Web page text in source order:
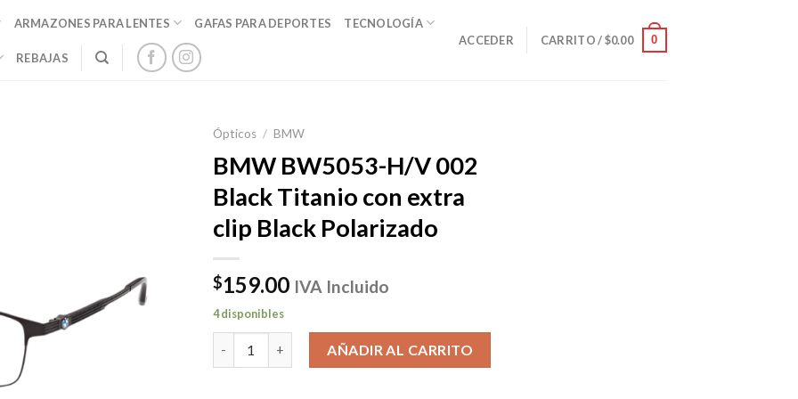
ARMAZONES PARA LENTES GAFAS PARA DEPORTES TECNOLOGÍA
REBAJAS
ACCEDER CARRITO /$0.00 0
Ópticos / BMW
BMW BW5053-H/V 002
Black Titanio con extra
clip Black Polarizado
$159.00 IVA Incluido
4 disponibles
BMW BW5053-H/V 002 Black Titanio con extra clip Black Polarizado cantidad
AÑADIR AL CARRITO